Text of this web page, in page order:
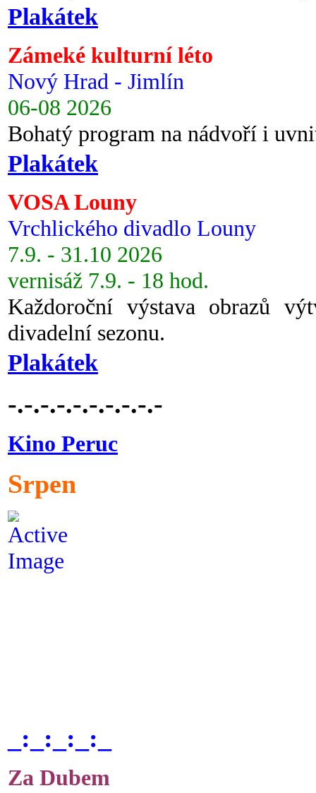
Plakátek
Zámeké kulturní léto
Nový Hrad - Jimlín
06-08 2026
Bohatý program na nádvoří i
Plakátek
VOSA Louny
Vrchlického divadlo Louny
7.9. - 31.10 2026
vernisáž 7.9. - 18 hod.
Každoroční výstava obrazů
divadelní sezonu.
Plakátek
-.-.-.-.-.-.-.-.-.-
Kino Peruc
Srpen
_:_:_:_:_
Za Dubem